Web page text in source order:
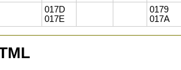
017D
017E
0179
017A